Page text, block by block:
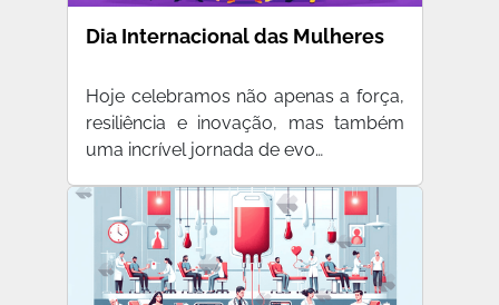
Dia Internacional das Mulheres
Hoje celebramos não apenas a força,
resiliência e inovação, mas também
uma incrível jornada de evo…